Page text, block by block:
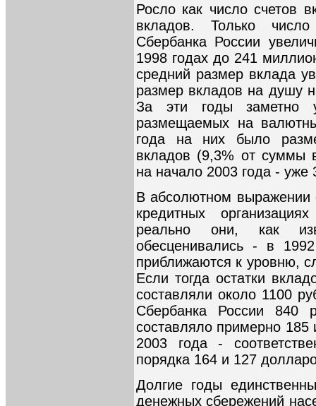
Росло как число счетов
вкладов. Только
Сбербанка России
1998 годах до 241
средний размер вклада
размер вкладов на душу
За эти годы заметно
размещаемых на
года на них было
вкладов (9,3% от суммы
на начало 2003 года -
В абсолютном выражении
кредитных
реально они, как
обесценивались - в
приближаются к уровню,
Если тогда остатки
составляли около 1100
Сбербанка России 840
составляло примерно
2003 года -
порядка 164 и 127
Долгие годы
денежных сбережений